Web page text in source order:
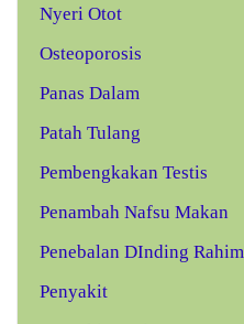
Nyeri Otot
Osteoporosis
Panas Dalam
Patah Tulang
Pembengkakan Testis
Penambah Nafsu Makan
Penebalan DInding Rahim
Penyakit